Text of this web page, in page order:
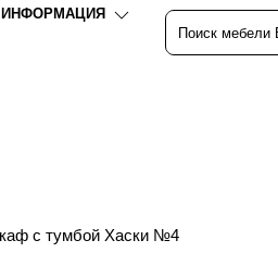
ИНФОРМАЦИЯ